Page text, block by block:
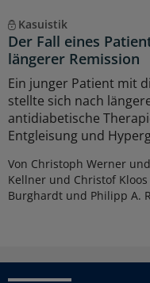
Kasuistik
Der Fall eines
längerer Remission
Ein junger Patient mit
stellte sich nach
antidiabetische
Entgleisung und
Von Christoph Werner
Kellner und Christof
Burghardt und Philipp A.